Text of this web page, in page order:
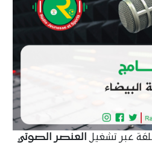
عبر تشغيل العنصر الصوتي